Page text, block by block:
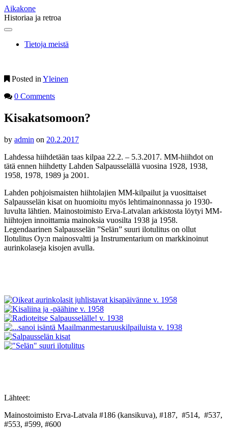
Aikakone
Historiaa ja retroa
Main
Skip
contentTietoja meistä
Posted in Yleinen
0 Comments
Kisakatsomoon?
by admin on 20.2.2017
Lahdessa hiihdetään taas kilpaa 22.2. – 5.3.2017. MM-hiihdot on
tätä ennen hiihdetty Lahden Salpausselällä vuosina 1928, 1938,
1958, 1978, 1989 ja 2001.
Lahden pohjoismaisten hiihtolajien MM-kilpailut ja vuosittaiset
Salpausselän kisat on huomioitu myös lehtimainonnassa jo 1930-
luvulta lähtien. Mainostoimisto Erva-Latvalan arkistosta löytyi MM-
hiihtojen innoittamia mainoksia vuosilta 1938 ja 1958.
Legendaarinen Salpausselän ”Selän” suuri ilotulitus on ollut
Ilotulitus Oy:n mainosvaltti ja Instrumentarium on markkinoinut
aurinkolaseja kisojen avulla.
Lähteet:
Mainostoimisto Erva-Latvala #186 (kansikuva), #187, #514, #537,
#553, #599, #600